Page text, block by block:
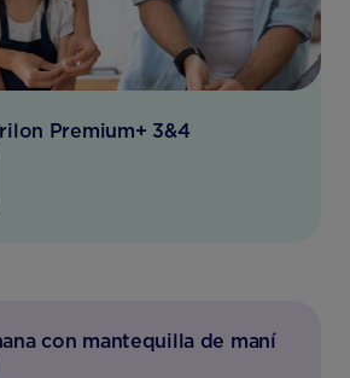
Premium+ 3&4
con mantequilla de maní